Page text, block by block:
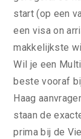
start (op een
een visa on
makkelijkste
Wil je een
beste vooraf
Haag
staan de
prima bij de